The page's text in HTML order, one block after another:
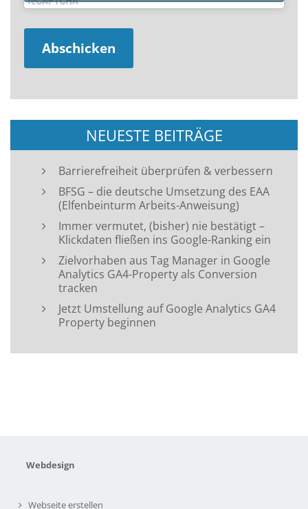
NEUESTE BEITRÄGE
Barrierefreiheit überprüfen & verbessern
BFSG – die deutsche Umsetzung des EAA
(Elfenbeinturm Arbeits-Anweisung)
Immer vermutet, (bisher) nie bestätigt –
Klickdaten fließen ins Google-Ranking ein
Zielvorhaben aus Tag Manager in Google
Analytics GA4-Property als Conversion
tracken
Jetzt Umstellung auf Google Analytics GA4
Property beginnen
Webdesign
Webseite erstellen